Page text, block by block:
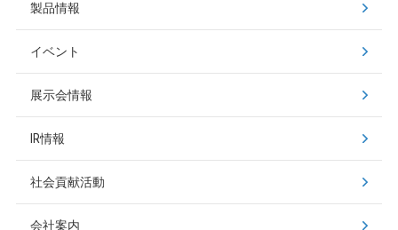
製品情報
イベント
展示会情報
IR情報
社会貢献活動
会社案内